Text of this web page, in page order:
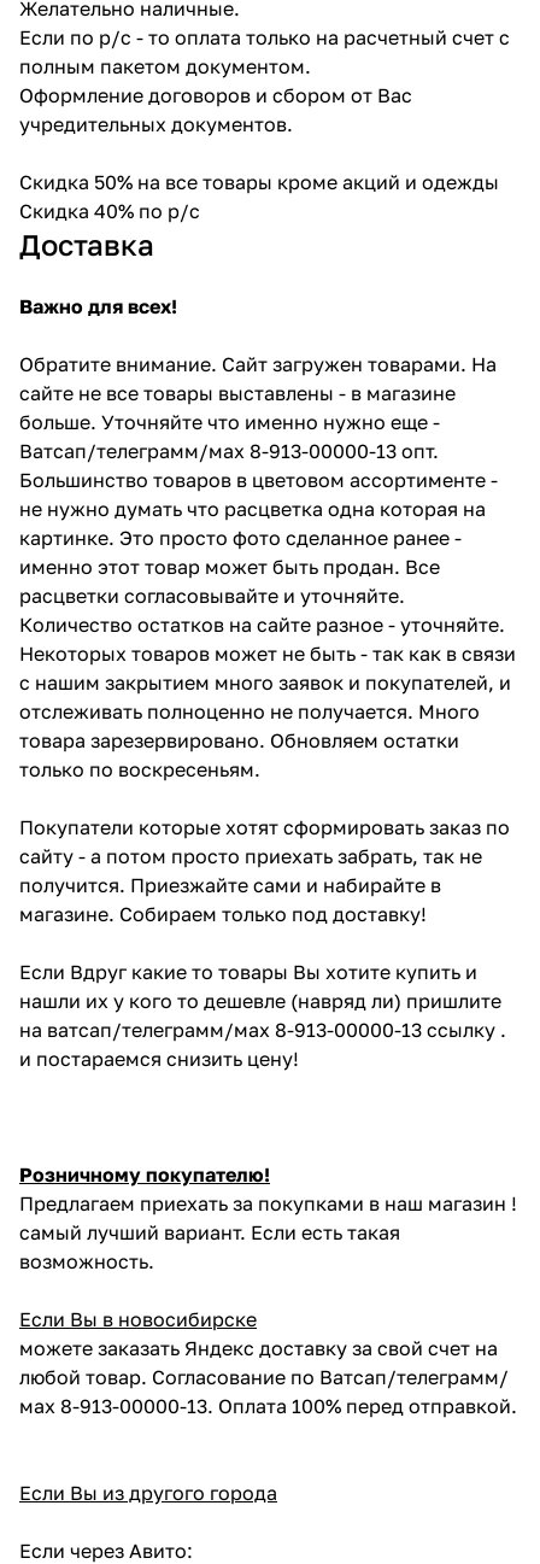
Желательно наличные.
Если по р/с - то оплата только на расчетный счет с
полным пакетом документом.
Оформление договоров и сбором от Вас
учредительных документов.
Скидка 50% на все товары кроме акций и одежды
Скидка 40% по р/с
Доставка
Важно для всех!
Обратите внимание. Сайт загружен товарами. На
сайте не все товары выставлены - в магазине
больше. Уточняйте что именно нужно еще -
Ватсап/телеграмм/мах 8-913-00000-13 опт.
Большинство товаров в цветовом ассортименте -
не нужно думать что расцветка одна которая на
картинке. Это просто фото сделанное ранее -
именно этот товар может быть продан. Все
расцветки согласовывайте и уточняйте.
Количество остатков на сайте разное - уточняйте.
Некоторых товаров может не быть - так как в связи
с нашим закрытием много заявок и покупателей, и
отслеживать полноценно не получается. Много
товара зарезервировано. Обновляем остатки
только по воскресеньям.
Покупатели которые хотят сформировать заказ по
сайту - а потом просто приехать забрать, так не
получится. Приезжайте сами и набирайте в
магазине. Собираем только под доставку!
Если Вдруг какие то товары Вы хотите купить и
нашли их у кого то дешевле (навряд ли) пришлите
на ватсап/телеграмм/мах 8-913-00000-13 ссылку .
и постараемся снизить цену!
Розничному покупателю!
Предлагаем приехать за покупками в наш магазин !
самый лучший вариант. Если есть такая
возможность.
Если Вы в новосибирске
можете заказать Яндекс доставку за свой счет на
любой товар. Согласование по Ватсап/телеграмм/
мах 8-913-00000-13. Оплата 100% перед отправкой.
Если Вы из другого города
Если через Авито: